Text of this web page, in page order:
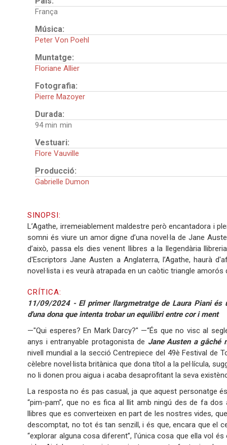
França
Música:
Peter Von Poehl
Muntatge:
Floriane Allier
Fotografia:
Pierre Mazoyer
Durada:
94 min
Vestuari:
Flore Vauville
Producció:
Gabrielle Dumon
SINOPSI:
L’Agathe, irremeiablement maldestre però encantadora i
somni és viure un amor digne d’una novel·la de Jane
d’això, passa els dies venent llibres a la llegendària
d'Escriptors Jane Austen a Anglaterra, l’Agathe, haurà
novel·lista i es veurà atrapada en un caòtic triangle
CRÍTICA:
11/09/2024 - El primer llargmetratge de Laura Piani és
d'una dona que intenta trobar un equilibri entre cor i ment
—"Qui esperes? En Mark Darcy?" —“És que no visc al
anys i entranyable protagonista de Jane Austen a gâché
nivell mundial a la secció Centrepiece del 49è Festival de
cèlebre novel·lista britànica que dona títol a la pel·lícula,
no li donen prou aigua i acaba desaprofitant la seva
La resposta no és pas casual, ja que aquest personatge
“pim-pam”, que no es fica al llit amb ningú des de fa
llibres que es converteixen en part de les nostres vides,
descomptat, no tot és tan senzill, i és que, encara que el
“explorar alguna cosa diferent”, l'única cosa que ella vol